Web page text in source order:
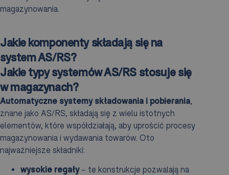
magazynowania.
Jakie komponenty składają się na
system AS/RS?
Jakie typy systemów AS/RS stosuje się
w magazynach?
Automatyczne systemy składowania i pobierania,
znane jako AS/RS, składają się z wielu istotnych
elementów, które współdziałają, aby uprościć procesy
magazynowania i wydawania towarów. Oto
najważniejsze składniki:
wysokie regały– te konstrukcje pozwalają na